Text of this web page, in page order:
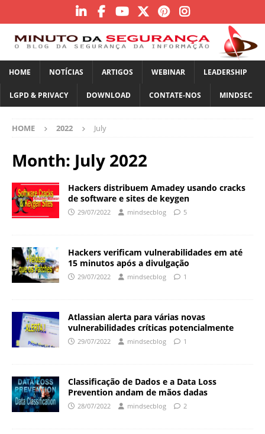
HOME NOTÍCIAS ARTIGOS WEBINAR LEADERSHIP
LGPD & PRIVACY DOWNLOAD CONTATE-NOS MINDSEC
HOME 2022 July
Month: July 2022
Hackers distribuem Amadey usando cracks
de software e sites de keygen
29/07/2022 mindsecblog 5
Hackers verificam vulnerabilidades em até
15 minutos após a divulgação
29/07/2022 mindsecblog 1
Atlassian alerta para várias novas
vulnerabilidades críticas potencialmente
29/07/2022 mindsecblog 1
Classificação de Dados e a Data Loss
Prevention andam de mãos dadas
28/07/2022 mindsecblog 2